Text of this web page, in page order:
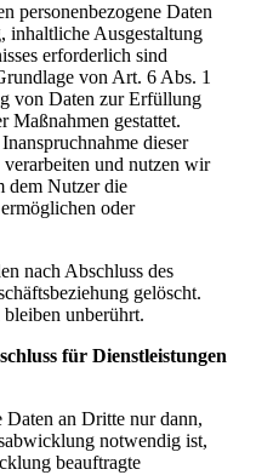
personenbezogene Daten
inhaltliche Ausgestaltung
erforderlich sind
von Art. 6 Abs. 1
von Daten zur Erfüllung
Maßnahmen gestattet.
dieser
und nutzen wir
dem Nutzer die
oder
nach Abschluss des
gelöscht.
unberührt.
für Dienstleistungen
Daten an Dritte nur dann,
notwendig ist,
beauftragte